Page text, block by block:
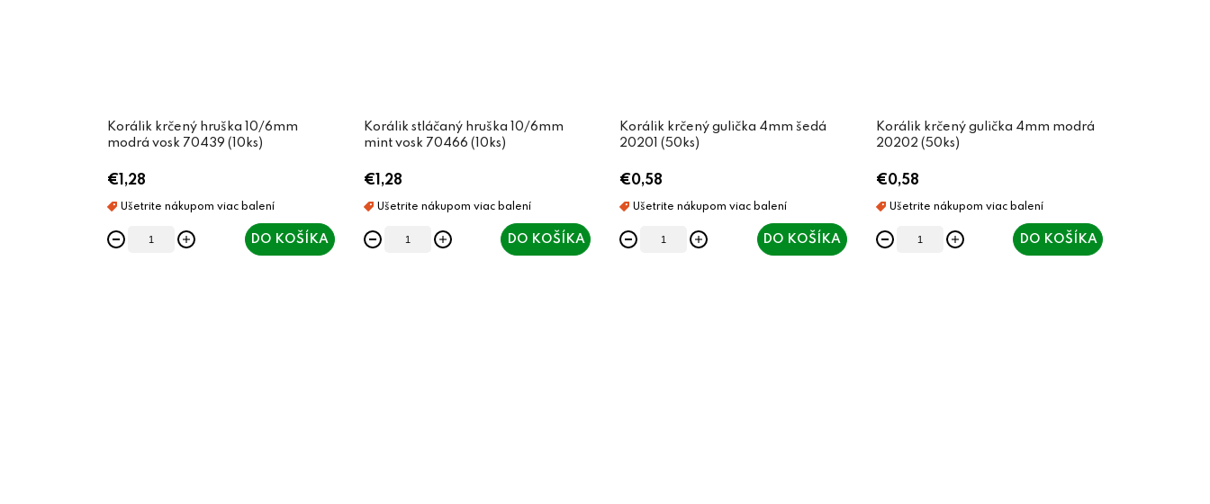
Korálik krčený hruška 10/6mm
modrá vosk 70439 (10ks)
€1,28
DO KOŠÍKA
Korálik stláčaný hruška 10/6mm
mint vosk 70466 (10ks)
€1,28
DO KOŠÍKA
Korálik krčený gulička 4mm šedá
20201 (50ks)
€0,58
DO KOŠÍKA
Korálik krčený gulička 4mm modrá
20202 (50ks)
€0,58
DO KOŠÍKA